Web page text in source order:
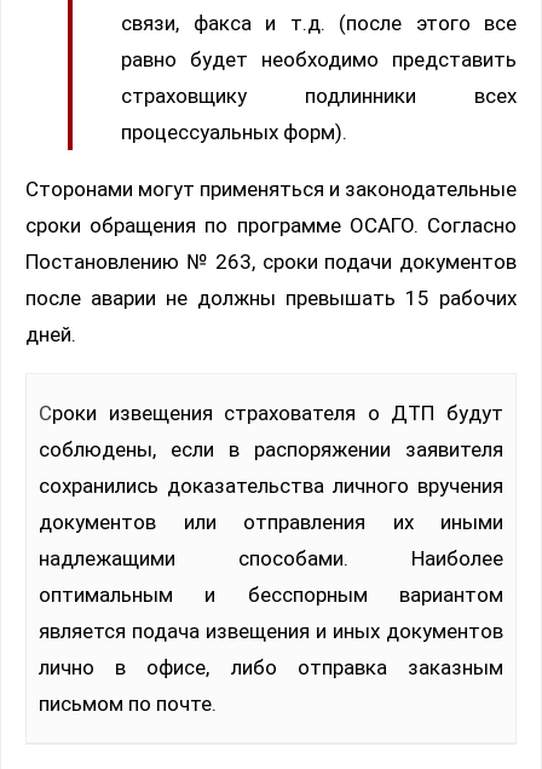
связи, факса и т.д. (после этого все
равно будет необходимо представить
страховщику подлинники всех
процессуальных форм).
Сторонами могут применяться и законодательные
сроки обращения по программе ОСАГО. Согласно
Постановлению № 263, сроки подачи документов
после аварии не должны превышать 15 рабочих
дней.
Сроки извещения страхователя о ДТП будут
соблюдены, если в распоряжении заявителя
сохранились доказательства личного вручения
документов или отправления их иными
надлежащими способами. Наиболее
оптимальным и бесспорным вариантом
является подача извещения и иных документов
лично в офисе, либо отправка заказным
письмом по почте.